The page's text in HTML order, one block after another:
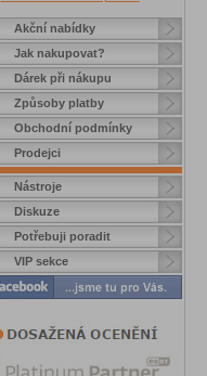
Akční nabídky
Jak nakupovat?
Dárek při nákupu
Způsoby platby
Obchodní podmínky
Prodejci
Nástroje
Diskuze
Potřebuji poradit
VIP sekce